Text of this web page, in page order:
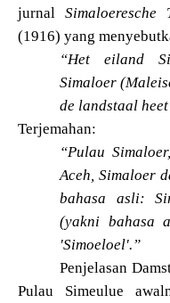
jurnal Simaloeresche
(1916) yang
“Het eiland
Simaloer
de landstaal
Terjemahan:
“Pulau
Aceh, Simaloer
bahasa asli:
(yakni bahasa
'Simoeloel'.”
Penjelasan Damste
Pulau Simeulue